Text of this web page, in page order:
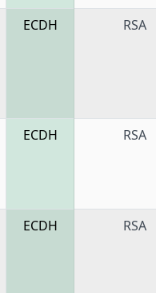
ECDH RSA
ECDH RSA
ECDH RSA